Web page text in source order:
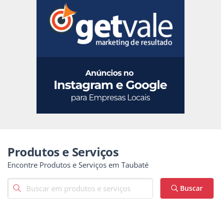
Produtos e Serviços
Encontre Produtos e Serviços em Taubaté
Buscar